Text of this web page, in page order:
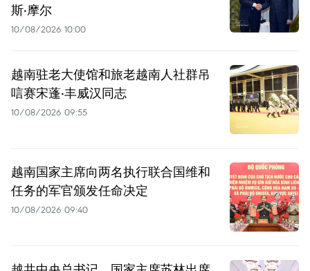
斯·摩尔
10/08/2026 10:00
越南驻老大使馆和旅老越南人社群吊
唁赛宋蓬·丰威汉同志
10/08/2026 09:55
越南国家主席向两名执行联合国维和
任务的军官颁发任命决定
10/08/2026 09:40